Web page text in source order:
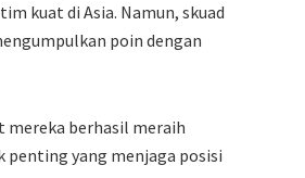
kuat di Asia. Namun, skuad
poin dengan
mereka berhasil meraih
penting yang menjaga posisi